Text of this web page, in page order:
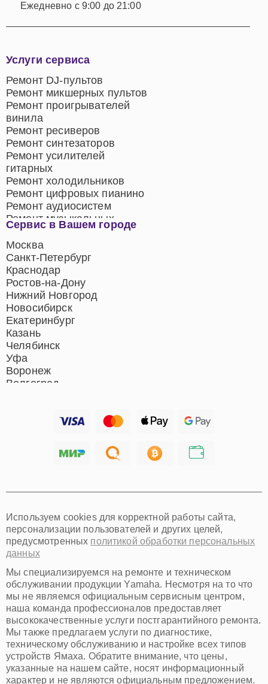
Ежедневно с 9:00 до 21:00
Сервис в Вашем городе
Москва
Санкт-Петербург
Краснодар
Ростов-на-Дону
Нижний Новгород
Новосибирск
Екатеринбург
Казань
Челябинск
Уфа
Воронеж
Волгоград
Хабаровск
Омск
Красноярск
Пермь
Ульяновск
Киров
Архангельск
Астрахань
Белгород
Благовещенск
Брянск
Владивосток
Владикавказ
Владимир
Услуги сервиса
Ремонт DJ-пультов
Ремонт микшерных пультов
Ремонт проигрывателей
винила
Ремонт ресиверов
Ремонт синтезаторов
Ремонт усилителей
гитарных
Ремонт холодильников
Ремонт цифровых пианино
Ремонт аудиосистем
Ремонт музыкальных
центров
Ремонт домашних
кинотеатров
Ремонт микрофонов
Ремонт акустических
систем
Используем cookies для корректной работы сайта,
персонализации пользователей и других целей,
предусмотренных политикой обработки персональных
данных
Мы специализируемся на ремонте и техническом
обслуживании продукции Yamaha. Несмотря на то что
мы не являемся официальным сервисным центром,
наша команда профессионалов предоставляет
высококачественные услуги постгарантийного ремонта.
Мы также предлагаем услуги по диагностике,
техническому обслуживанию и настройке всех типов
устройств Ямаха. Обратите внимание, что цены,
указанные на нашем сайте, носят информационный
характер и не являются официальным предложением.